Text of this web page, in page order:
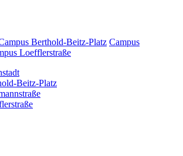
Berthold-Beitz-Platz Campus
Loefflerstraße
Beitz-Platz